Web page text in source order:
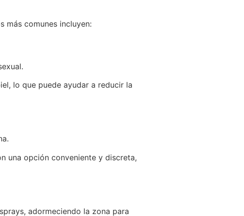
más comunes incluyen:
lo que puede ayudar a reducir la
una opción conveniente y discreta,
adormeciendo la zona para